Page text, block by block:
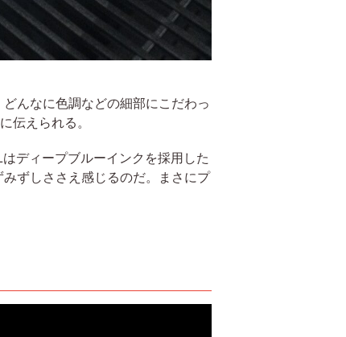
んなに色調などの細部にこだわっ
伝えられる。
ディープブルーインクを採用した
ずしささえ感じるのだ。まさにプ